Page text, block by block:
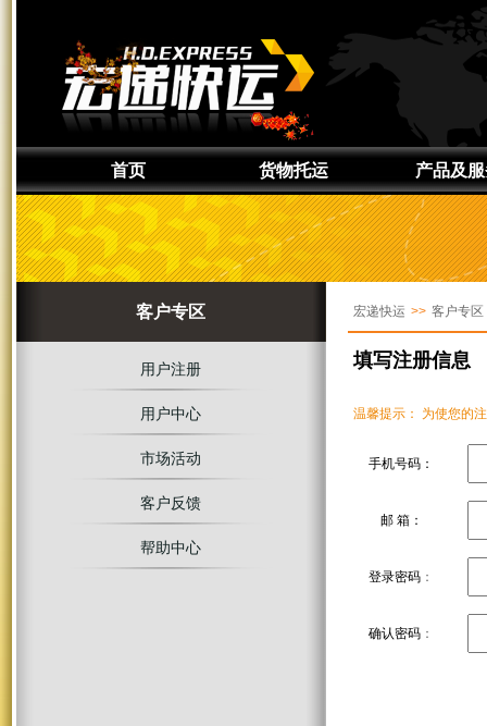
首页 货物托运
通知取件
准备货物
上门取件
产品及
产品介绍
服务区域
签约服务
定制服务
增值服务
客户专区
用户注册
用户中心
市场活动
客户反馈
帮助中心
宏递快运 >> 客户专区
填写注册信息
温馨提示： 为使您的
手机号码：
邮 箱：
登录密码 ：
确认密码 ：